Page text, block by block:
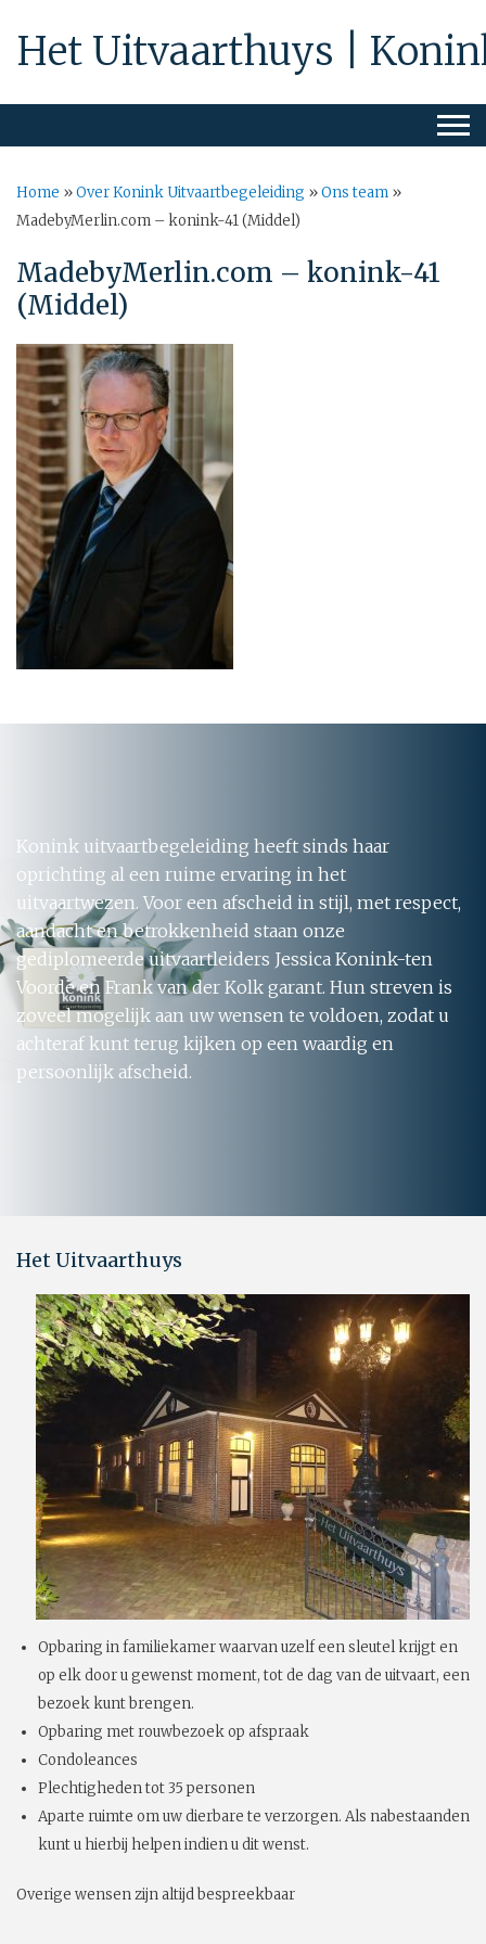
Het Uitvaarthuys |
Home »Over Konink Uitvaartbegeleiding »Ons team »
MadebyMerlin.com – konink-41 (Middel)
MadebyMerlin.com – konink-41
(Middel)
Konink uitvaartbegeleiding heeft sinds haar
oprichting al een ruime ervaring in het
uitvaartwezen. Voor een afscheid in stijl, met respect,
aandacht en betrokkenheid staan onze
gediplomeerde uitvaartleiders Jessica Konink-ten
Voorde en Frank van der Kolk garant. Hun streven is
zoveel mogelijk aan uw wensen te voldoen, zodat u
achteraf kunt terug kijken op een waardig en
persoonlijk afscheid.
Het Uitvaarthuys
Opbaring in familiekamer waarvan uzelf een sleutel krijgt en
op elk door u gewenst moment, tot de dag van de uitvaart, een
bezoek kunt brengen.
Opbaring met rouwbezoek op afspraak
Condoleances
Plechtigheden tot 35 personen
Aparte ruimte om uw dierbare te verzorgen. Als nabestaanden
kunt u hierbij helpen indien u dit wenst.
Overige wensen zijn altijd bespreekbaar